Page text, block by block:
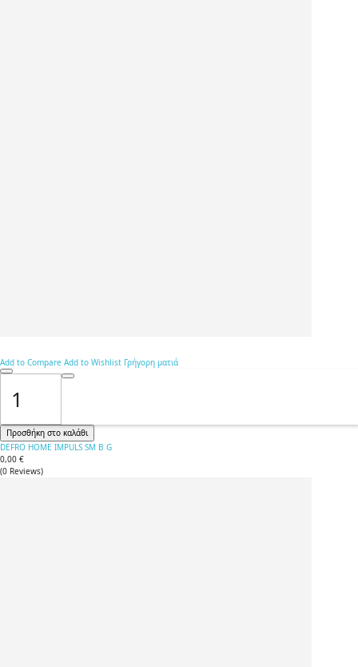
Add to Compare Add to Wishlist Γρήγορη ματιά
Προσθήκη στο καλάθι
DEFRO HOME IMPULS SM B G
0,00 €
(0 Reviews)